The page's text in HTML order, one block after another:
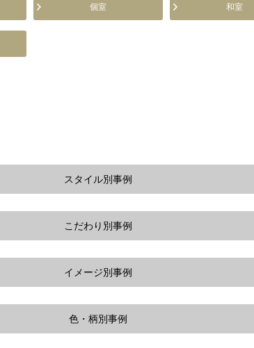
個室 和室
スタイル別事例
こだわり別事例
イメージ別事例
色・柄別事例